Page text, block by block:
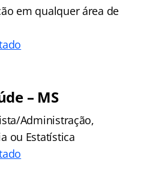
em qualquer área de
– MS
Administração,
ou Estatística